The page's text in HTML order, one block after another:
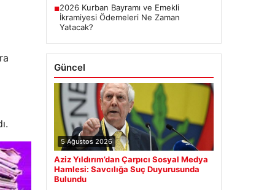
■2026 Kurban Bayramı ve Emekli
İkramiyesi Ödemeleri Ne Zaman
Yatacak?
Güncel
5 Ağustos 2026
Aziz Yıldırım’dan Çarpıcı Sosyal Medya
Hamlesi: Savcılığa Suç Duyurusunda
Bulundu